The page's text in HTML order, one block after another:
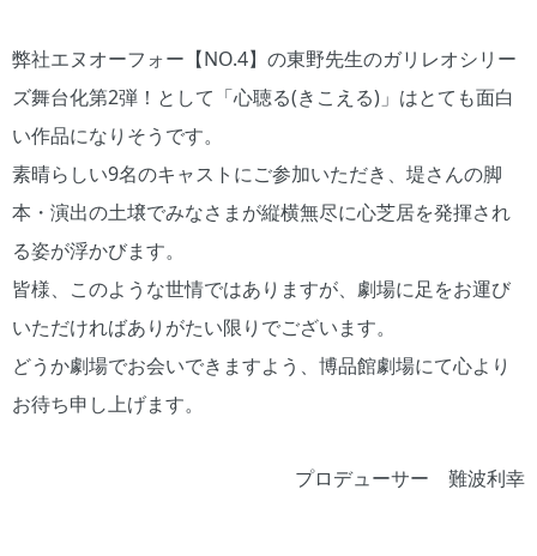
弊社エヌオーフォー【NO.4】の東野先生のガリレオシリー
ズ舞台化第2弾！として「心聴る(きこえる)」はとても面白
い作品になりそうです。
素晴らしい9名のキャストにご参加いただき、堤さんの脚
本・演出の土壌でみなさまが縦横無尽に心芝居を発揮され
る姿が浮かびます。
皆様、このような世情ではありますが、劇場に足をお運び
いただければありがたい限りでございます。
どうか劇場でお会いできますよう、博品館劇場にて心より
お待ち申し上げます。
プロデューサー 難波利幸